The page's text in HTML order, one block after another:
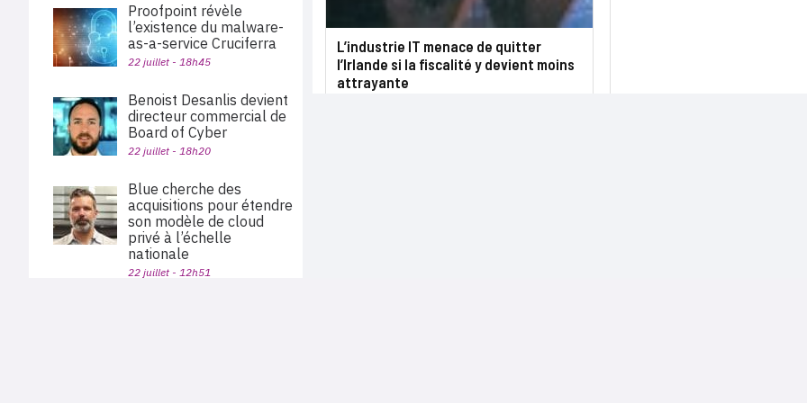
L’industrie IT menace de quitter
l’Irlande si la fiscalité y devient moins
attrayante
Proofpoint révèle
l’existence du malware-
as-a-service Cruciferra
22 juillet - 18h45
Benoist Desanlis devient
directeur commercial de
Board of Cyber
22 juillet - 18h20
Blue cherche des
acquisitions pour étendre
son modèle de cloud
privé à l’échelle
nationale
22 juillet - 12h51